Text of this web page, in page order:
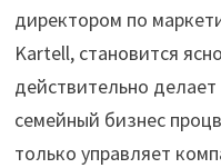
директором по
Kartell, становится
действительно
семейный бизнес
только управляет